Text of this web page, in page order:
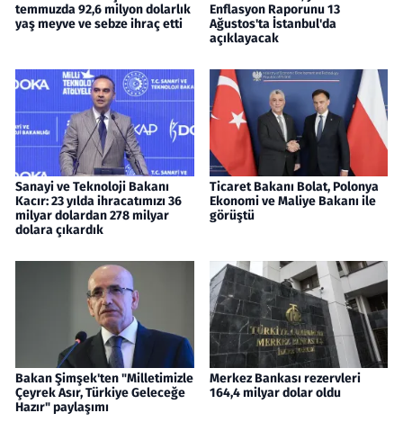
temmuzda 92,6 milyon dolarlık
yaş meyve ve sebze ihraç etti
Enflasyon Raporunu 13
Ağustos'ta İstanbul'da
açıklayacak
Sanayi ve Teknoloji Bakanı
Kacır: 23 yılda ihracatımızı 36
milyar dolardan 278 milyar
dolara çıkardık
Ticaret Bakanı Bolat, Polonya
Ekonomi ve Maliye Bakanı ile
görüştü
Bakan Şimşek'ten "Milletimizle
Çeyrek Asır, Türkiye Geleceğe
Hazır" paylaşımı
Merkez Bankası rezervleri
164,4 milyar dolar oldu